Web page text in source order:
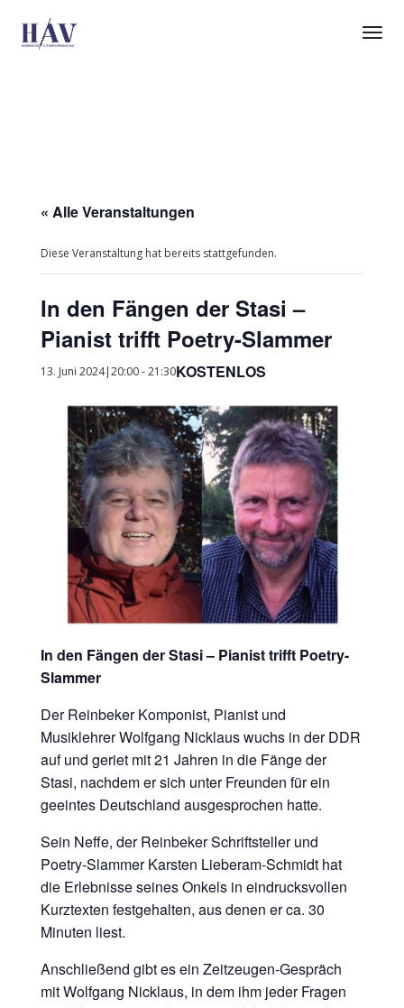
« Alle Veranstaltungen
Diese Veranstaltung hat bereits stattgefunden.
In den Fängen der Stasi –
Pianist trifft Poetry-Slammer
13. Juni 2024|20:00-21:30KOSTENLOS
In den Fängen der Stasi – Pianist trifft Poetry-
Slammer
Der Reinbeker Komponist, Pianist und
Musiklehrer Wolfgang Nicklaus wuchs in der DDR
auf und geriet mit 21 Jahren in die Fänge der
Stasi, nachdem er sich unter Freunden für ein
geeintes Deutschland ausgesprochen hatte.
Sein Neffe, der Reinbeker Schriftsteller und
Poetry-Slammer Karsten Lieberam-Schmidt hat
die Erlebnisse seines Onkels in eindrucksvollen
Kurztexten festgehalten, aus denen er ca. 30
Minuten liest.
Anschließend gibt es ein Zeitzeugen-Gespräch
mit Wolfgang Nicklaus, in dem ihm jeder Fragen